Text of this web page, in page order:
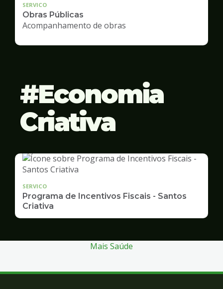
SERVICO
Obras Públicas
Acompanhamento de obras
Economia
Criativa
SERVICO
Programa de Incentivos Fiscais - Santos
Criativa
Mais Saúde